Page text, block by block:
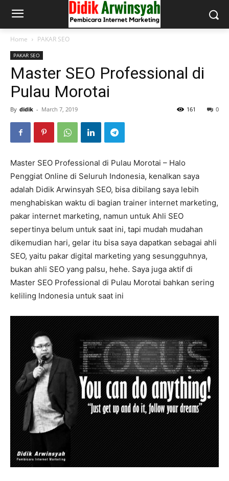
Home PAKAR SEO
PAKAR SEO
Master SEO Professional di
Pulau Morotai
By didik - March 7, 2019 0
161
Master SEO Professional di Pulau Morotai – Halo
Penggiat Online di Seluruh Indonesia, kenalkan saya
adalah Didik Arwinsyah SEO, bisa dibilang saya lebih
menghabiskan waktu di bagian trainer internet marketing,
pakar internet marketing, namun untuk Ahli SEO
sepertinya belum untuk saat ini, tapi mudah mudahan
dikemudian hari, gelar itu bisa saya dapatkan sebagai ahli
SEO, yaitu pakar digital marketing yang sesungguhnya,
bukan ahli SEO yang palsu, hehe. Saya juga aktif di
Master SEO Professional di Pulau Morotai bahkan sering
keliling Indonesia untuk saat ini